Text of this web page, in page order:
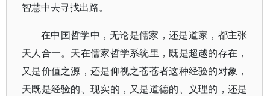
智慧中去寻找出路。
在中国哲学中，无论是儒家，还是道家，都主张
天人合一。天在儒家哲学系统里，既是超越的存在，
又是价值之源，还是仰视之苍苍者这种经验的对象，
天既是经验的、现实的，又是道德的、义理的，还是